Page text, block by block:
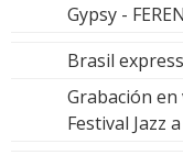
Gypsy -
Brasil
Grabación
Festival Jazz